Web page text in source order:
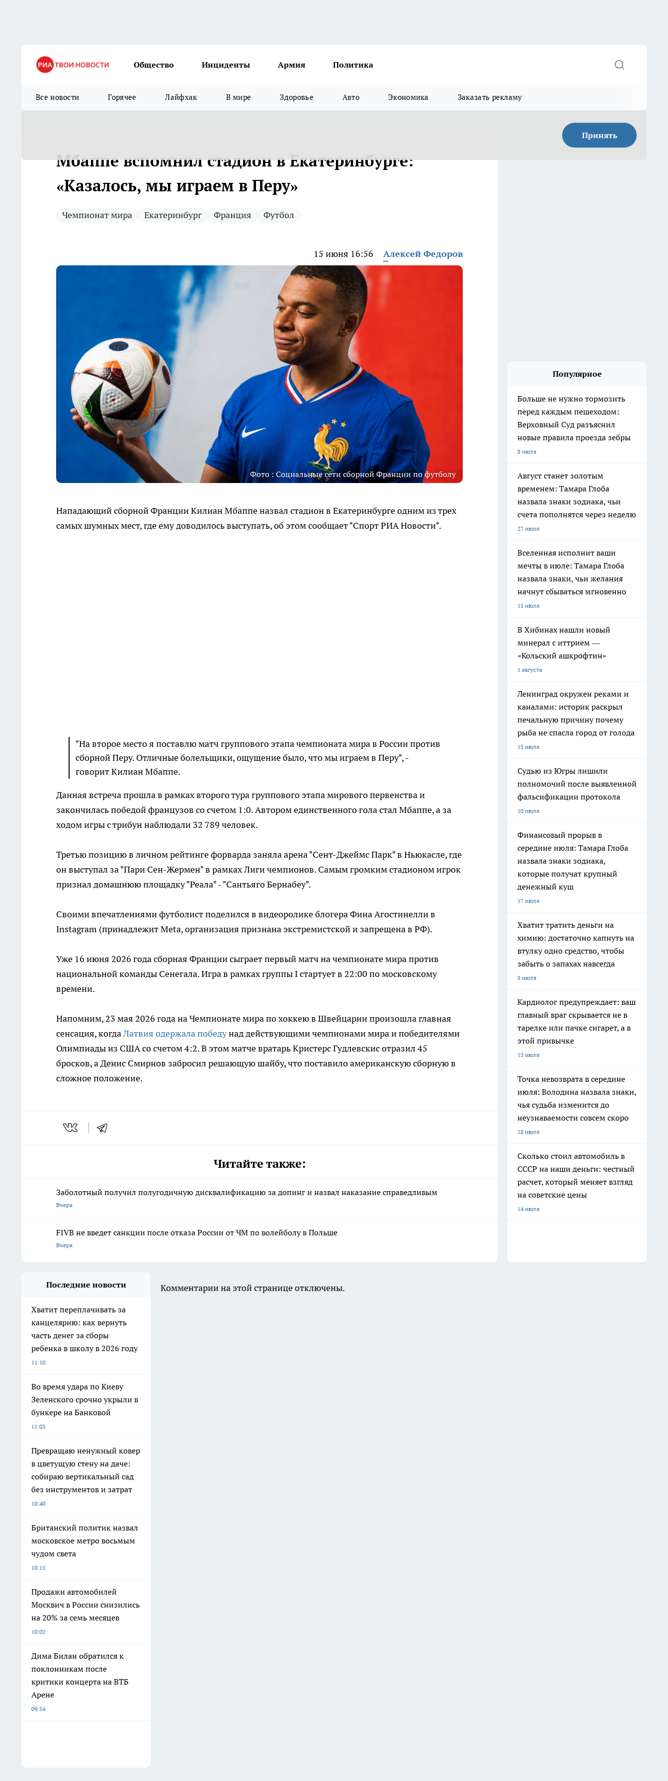
Общество Инциденты Армия Политика
Все новости Горячее Лайфхак В мире Здоровье Авто Экономика Заказать рекламу
Принять
Мбаппе вспомнил стадион в Екатеринбурге:
«Казалось, мы играем в Перу»
Чемпионат мира Екатеринбург Франция Футбол
15 июня 16:56 Алексей Федоров
Фото : Социальные сети сборной Франции по футболу
Нападающий сборной Франции Килиан Мбаппе назвал стадион в Екатеринбурге одним из трех
самых шумных мест, где ему доводилось выступать, об этом сообщает "Спорт РИА Новости".
"На второе место я поставлю матч группового этапа чемпионата мира в России против
сборной Перу. Отличные болельщики, ощущение было, что мы играем в Перу", -
говорит Килиан Мбаппе.
Данная встреча прошла в рамках второго тура группового этапа мирового первенства и
закончилась победой французов со счетом 1:0. Автором единственного гола стал Мбаппе, а за
ходом игры с трибун наблюдали 32 789 человек.
Третью позицию в личном рейтинге форварда заняла арена "Сент-Джеймс Парк" в Ньюкасле, где
он выступал за "Пари Сен-Жермен" в рамках Лиги чемпионов. Самым громким стадионом игрок
признал домашнюю площадку "Реала" - "Сантьяго Бернабеу".
Своими впечатлениями футболист поделился в видеоролике блогера Фина Агостинелли в
Instagram (принадлежит Meta, организация признана экстремистской и запрещена в РФ).
Уже 16 июня 2026 года сборная Франции сыграет первый матч на чемпионате мира против
национальной команды Сенегала. Игра в рамках группы I стартует в 22:00 по московскому
времени.
Напомним, 23 мая 2026 года на Чемпионате мира по хоккею в Швейцарии произошла главная
сенсация, когдаЛатвия одержала победунад действующими чемпионами мира и победителями
Олимпиады из США со счетом 4:2. В этом матче вратарь Кристерс Гудлевскис отразил 45
бросков, а Денис Смирнов забросил решающую шайбу, что поставило американскую сборную в
сложное положение.
Читайте также:
Заболотный получил полугодичную дисквалификацию за допинг и назвал наказание справедливым
Вчера
FIVB не введет санкции после отказа России от ЧМ по волейболу в Польше
Вчера
Популярное
Больше не нужно тормозить
перед каждым пешеходом:
Верховный Суд разъяснил
новые правила проезда зебры
8 июля
Август станет золотым
временем: Тамара Глоба
назвала знаки зодиака, чьи
счета пополнятся через неделю
27 июля
Вселенная исполнит ваши
мечты в июле: Тамара Глоба
назвала знаки, чьи желания
начнут сбываться мгновенно
15 июля
В Хибинах нашли новый
минерал с иттрием —
«Кольский ашкрофтин»
1 августа
Ленинград окружен реками и
каналами: историк раскрыл
печальную причину почему
рыба не спасла город от голода
15 июля
Судью из Югры лишили
полномочий после выявленной
фальсификации протокола
10 июля
Финансовый прорыв в
середине июля: Тамара Глоба
назвала знаки зодиака,
которые получат крупный
денежный куш
17 июля
Хватит тратить деньги на
химию: достаточно капнуть на
втулку одно средство, чтобы
забыть о запахах навсегда
8 июля
Кардиолог предупреждает: ваш
главный враг скрывается не в
тарелке или пачке сигарет, а в
этой привычке
15 июля
Точка невозврата в середине
июля: Володина назвала знаки,
чья судьба изменится до
неузнаваемости совсем скоро
18 июля
Сколько стоил автомобиль в
СССР на наши деньги: честный
расчет, который меняет взгляд
на советские цены
14 июля
Последние новости
Хватит переплачивать за
канцелярию: как вернуть
часть денег за сборы
ребенка в школу в 2026 году
11:10
Во время удара по Киеву
Зеленского срочно укрыли в
бункере на Банковой
11:03
Превращаю ненужный ковер
в цветущую стену на даче:
собираю вертикальный сад
без инструментов и затрат
10:40
Британский политик назвал
московское метро восьмым
чудом света
10:15
Продажи автомобилей
Москвич в России снизились
на 20% за семь месяцев
10:02
Дима Билан обратился к
поклонникам после
критики концерта на ВТБ
Арене
09:54
Комментарии на этой странице отключены.